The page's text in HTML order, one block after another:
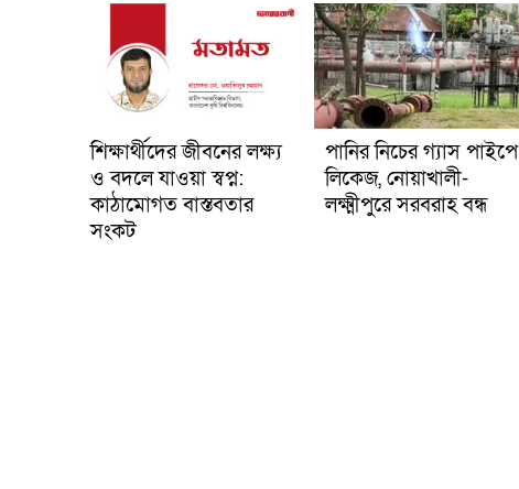
শিক্ষার্থীদের জীবনের লক্ষ্য
ও বদলে যাওয়া স্বপ্ন:
কাঠামোগত বাস্তবতার
সংকট
পানির নিচের গ্যাস পাইপে
লিকেজ, নোয়াখালী-
লক্ষ্মীপুরে সরবরাহ বন্ধ